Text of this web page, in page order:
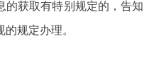
的获取有特别规定的，告知
规定办理。